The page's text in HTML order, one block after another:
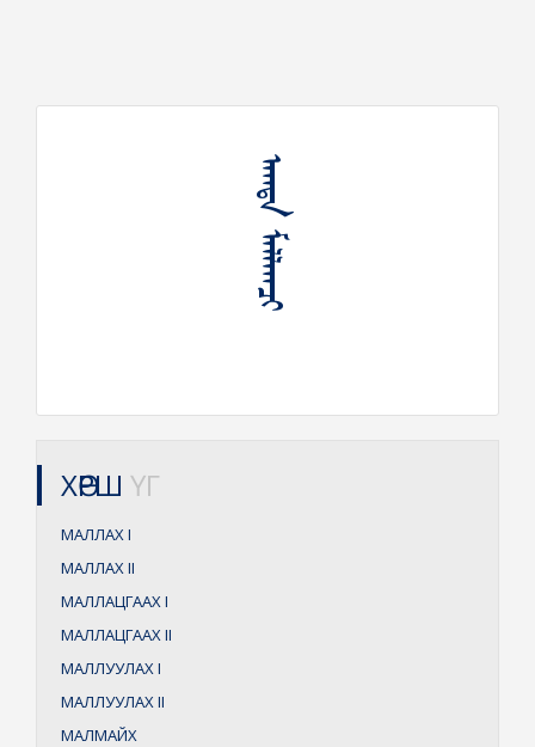
ᠠᠭᠲᠠ ᠮᠠᠯᠯᠠᠭᠴᠢ
ХӨРШ ҮГ
МАЛЛАХI
МАЛЛАХII
МАЛЛАЦГААХI
МАЛЛАЦГААХII
МАЛЛУУЛАХI
МАЛЛУУЛАХII
МАЛМАЙХ